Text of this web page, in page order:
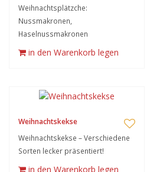
Weihnachtsplätzche:
Nussmakronen,
Haselnussmakronen
in den Warenkorb legen
Weihnachtskekse
Weihnachtskekse – Verschiedene
Sorten lecker präsentiert!
in den Warenkorb legen